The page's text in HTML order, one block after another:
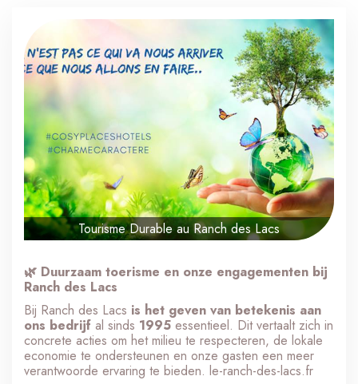
Tourisme Durable au Ranch des Lacs
🌿 Duurzaam toerisme en onze engagementen bij
Ranch des Lacs
Bij Ranch des Lacs is het geven van betekenis aan
ons bedrijf al sinds 1995 essentieel. Dit vertaalt zich in
concrete acties om het milieu te respecteren, de lokale
economie te ondersteunen en onze gasten een meer
verantwoorde ervaring te bieden. le-ranch-des-lacs.fr